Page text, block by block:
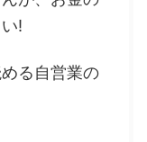
!
る自営業の